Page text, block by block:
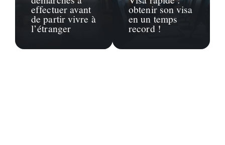
effectuer avant
de partir vivre à
l’étranger
obtenir son visa
en un temps
record !